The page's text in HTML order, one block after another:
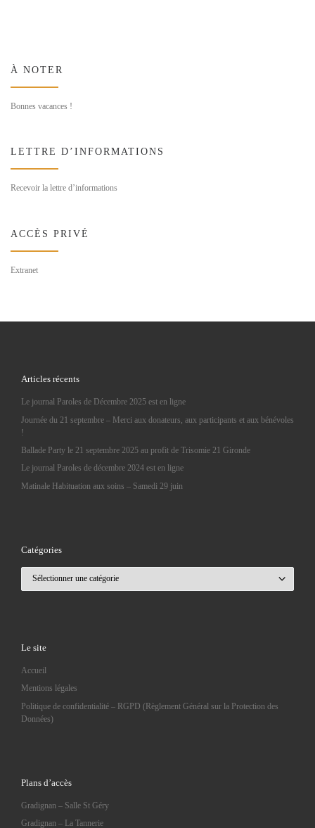
À NOTER
Bonnes vacances !
LETTRE D’INFORMATIONS
Recevoir la lettre d’informations
ACCÈS PRIVÉ
Extranet
Articles récents
Le journal Paroles de Décembre 2025 est en ligne
Journée du 21 septembre – Merci aux donateurs, aux participants et aux bénévoles
!
Ballade Party le 21 septembre 2025 au profit de Trisomie 21 Gironde
Le journal Paroles de décembre 2024 est en ligne
Matinale Habituation aux soins – Samedi 29 juin
Catégories
Le site
Accueil
Mentions légales
Politique de confidentialité – RGPD (Règlement Général sur la Protection des
Données)
Plans d’accès
Gradignan – Salle St Géry
Gradignan – La Tannerie